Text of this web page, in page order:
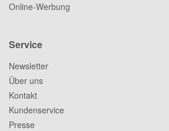
Online-Werbung
Service
Newsletter
Über uns
Kontakt
Kundenservice
Presse